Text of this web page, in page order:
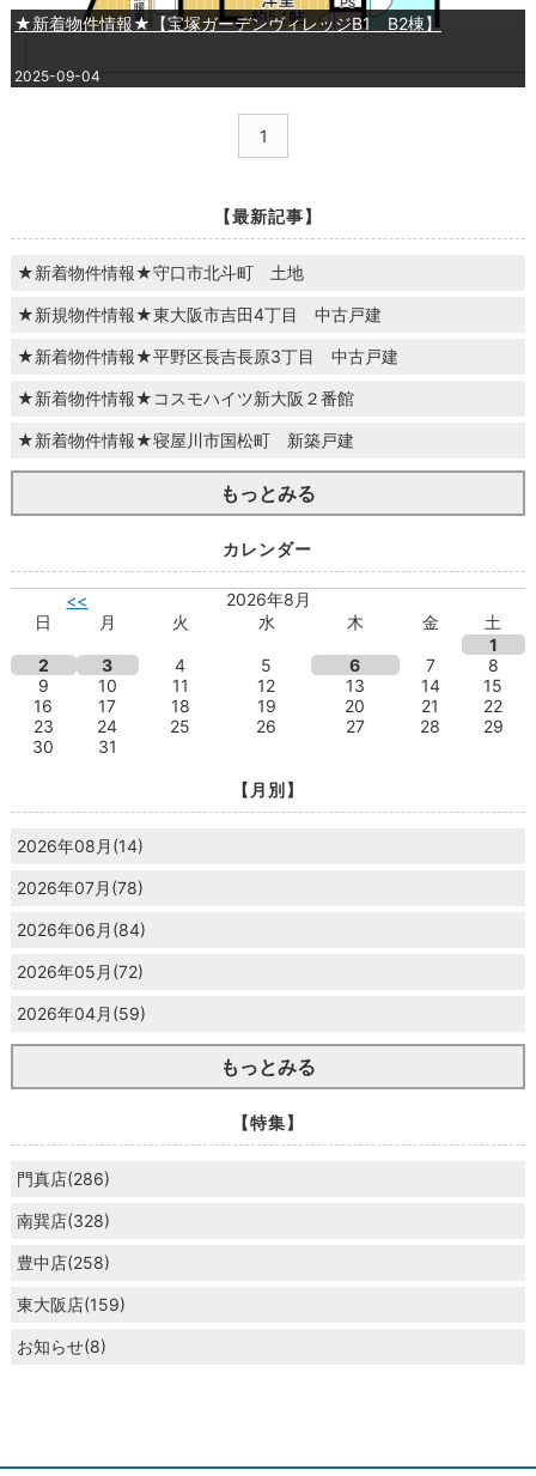
★新着物件情報★【宝塚ガーデンヴィレッジB1 B2棟】
2025-09-04
1
【最新記事】
★新着物件情報★守口市北斗町 土地
★新規物件情報★東大阪市吉田4丁目 中古戸建
★新着物件情報★平野区長吉長原3丁目 中古戸建
★新着物件情報★コスモハイツ新大阪２番館
★新着物件情報★寝屋川市国松町 新築戸建
もっとみる
カレンダー
<<
2026年8月
日
月 火 水 木 金
土
1
2
3 4 5 6 7
8
9
10 11 12 13 14
15
16
17 18 19 20 21
22
23
24 25 26 27 28
29
30
31
【月別】
2026年08月(14)
2026年07月(78)
2026年06月(84)
2026年05月(72)
2026年04月(59)
もっとみる
【特集】
門真店(286)
南巽店(328)
豊中店(258)
東大阪店(159)
お知らせ(8)